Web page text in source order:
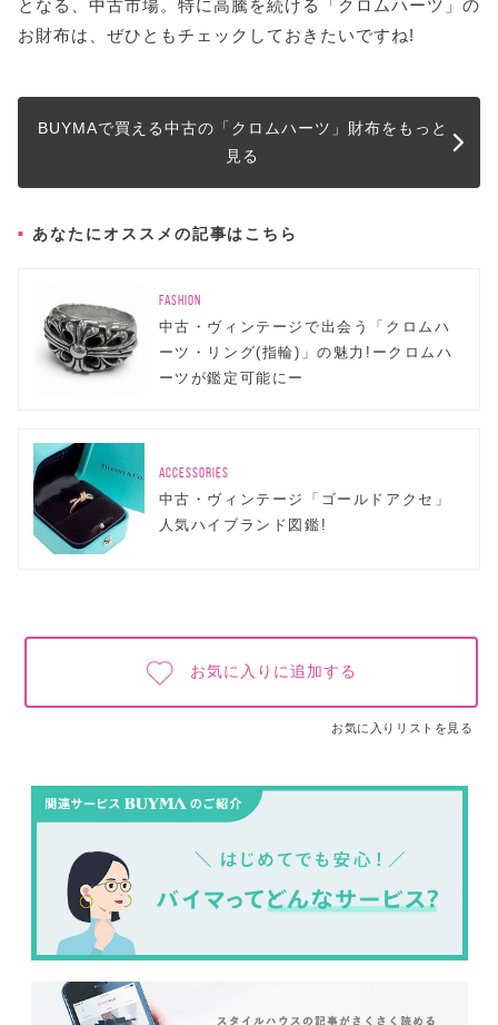
となる、中古市場。特に高騰を続ける「クロムハーツ」の
お財布は、ぜひともチェックしておきたいですね!
BUYMAで買える中古の「クロムハーツ」財布をもっと
見る
あなたにオススメの記事はこちら
FASHION
中古・ヴィンテージで出会う「クロムハ
ーツ・リング(指輪)」の魅力!ークロムハ
ーツが鑑定可能にー
ACCESSORIES
中古・ヴィンテージ「ゴールドアクセ」
人気ハイブランド図鑑!
お気に入りに追加する
お気に入りリストを見る